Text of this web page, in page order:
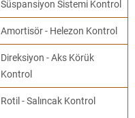
Süspansiyon Sistemi Kontrol
Amortisör - Helezon Kontrol
Direksiyon - Aks Körük
Kontrol
Rotil - Salıncak Kontrol